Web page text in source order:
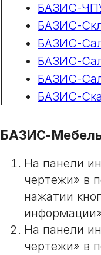
БАЗИС-
БАЗИС-
БАЗИС-
БАЗИС-
БАЗИС-
БАЗИС-
БАЗИС-
На панели
чертежи» в
нажатии
На панели
чертежи» в